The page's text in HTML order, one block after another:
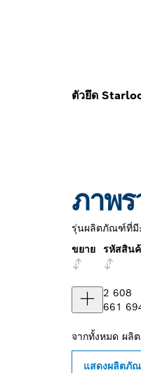
ตัวยึด
ภาพ
รุ่นผลิตภัณฑ์ที่มี:
ขยาย
รหัสสิน
2 608
661
จากทั้งหมด ผลิ
แสดงผลิตภั